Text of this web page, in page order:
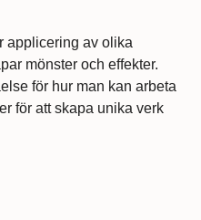
applicering av olika
mönster och effekter.
för hur man kan arbeta
för att skapa unika verk